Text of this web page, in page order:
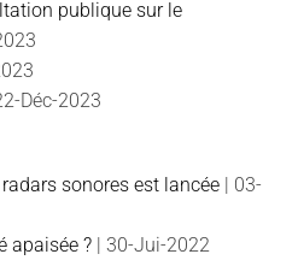
publique sur le
Déc-2023
sonores est lancée | 03-
apaisée ? | 30-Jui-2022